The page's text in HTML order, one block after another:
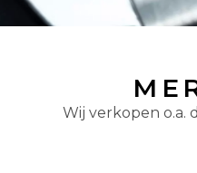
Wij verkopen o.a.